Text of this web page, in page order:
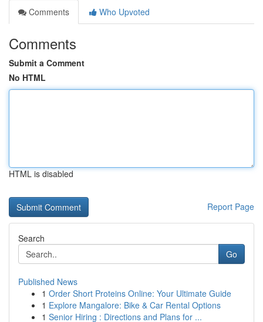
Comments
Who Upvoted
Comments
Submit a Comment
No HTML
HTML is disabled
Report Page
Search
Go
Published News
1 Order Short Proteins Online: Your Ultimate Guide
1 Explore Mangalore: Bike & Car Rental Options
1 Senior Hiring : Directions and Plans for ...